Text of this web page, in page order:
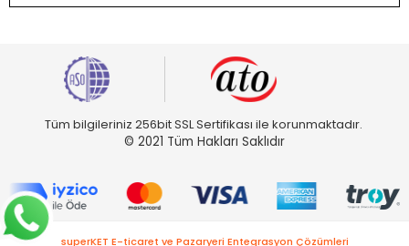
Tüm bilgileriniz 256bit SSL Sertifikası ile korunmaktadır.
© 2021 Tüm Hakları Saklıdır
superKET E-ticaret ve Pazaryeri Entegrasyon Çözümleri